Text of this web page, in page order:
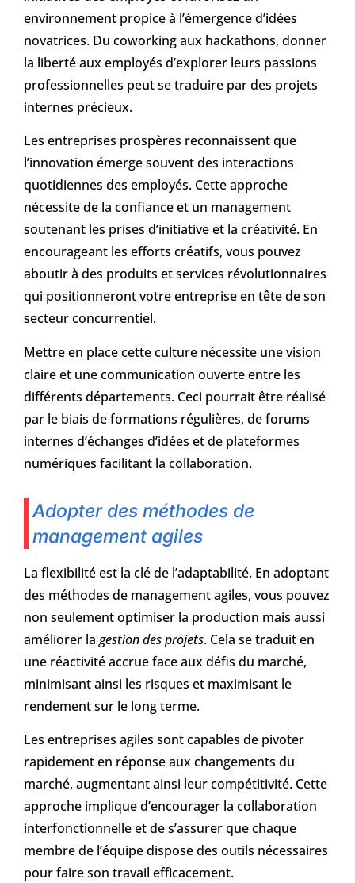
environnement propice à l’émergence d’idées
novatrices. Du coworking aux hackathons, donner
la liberté aux employés d’explorer leurs passions
professionnelles peut se traduire par des projets
internes précieux.
Les entreprises prospères reconnaissent que
l’innovation émerge souvent des interactions
quotidiennes des employés. Cette approche
nécessite de la confiance et un management
soutenant les prises d’initiative et la créativité. En
encourageant les efforts créatifs, vous pouvez
aboutir à des produits et services révolutionnaires
qui positionneront votre entreprise en tête de son
secteur concurrentiel.
Mettre en place cette culture nécessite une vision
claire et une communication ouverte entre les
différents départements. Ceci pourrait être réalisé
par le biais de formations régulières, de forums
internes d’échanges d’idées et de plateformes
numériques facilitant la collaboration.
Adopter des méthodes de
management agiles
La flexibilité est la clé de l’adaptabilité. En adoptant
des méthodes de management agiles, vous pouvez
non seulement optimiser la production mais aussi
améliorer la gestion des projets. Cela se traduit en
une réactivité accrue face aux défis du marché,
minimisant ainsi les risques et maximisant le
rendement sur le long terme.
Les entreprises agiles sont capables de pivoter
rapidement en réponse aux changements du
marché, augmentant ainsi leur compétitivité. Cette
approche implique d’encourager la collaboration
interfonctionnelle et de s’assurer que chaque
membre de l’équipe dispose des outils nécessaires
pour faire son travail efficacement.